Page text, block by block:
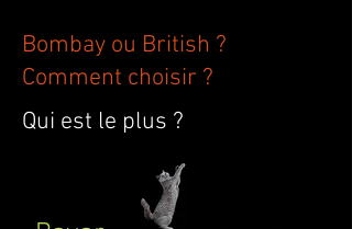
Bombay ou British ?
Comment choisir ?
Qui est le plus ?